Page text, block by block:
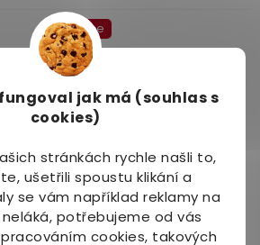
fungoval jak má (souhlas s
cookies)
stránkách rychle našli to,
ušetřili spoustu klikání a
se vám například reklamy na
potřebujeme od vás
cookies, takových
–14 %
s
50 ml
do 1
Akce
Australian Bodycare
Originální olej Tea Tree
10 ml
Průměrné
Dostupné do 1
dne